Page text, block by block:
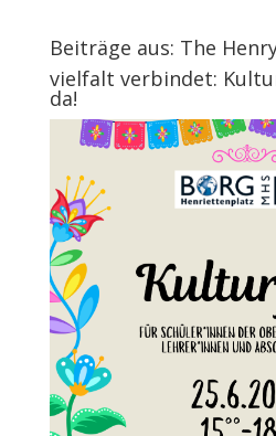
Beiträge aus: The
vielfalt verbindet:
da!